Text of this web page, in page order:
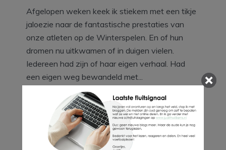
Afgelopen weken keek ik stiekem met een tikje
jaloezie naar de fantastische prestaties van
onze atleten op de Winterspelen. En of hun
dromen nu uitkwamen of in duigen vielen.
Iedereen had zijn of haar eigen verhaal. Had
een eigen weg bewandeld met...